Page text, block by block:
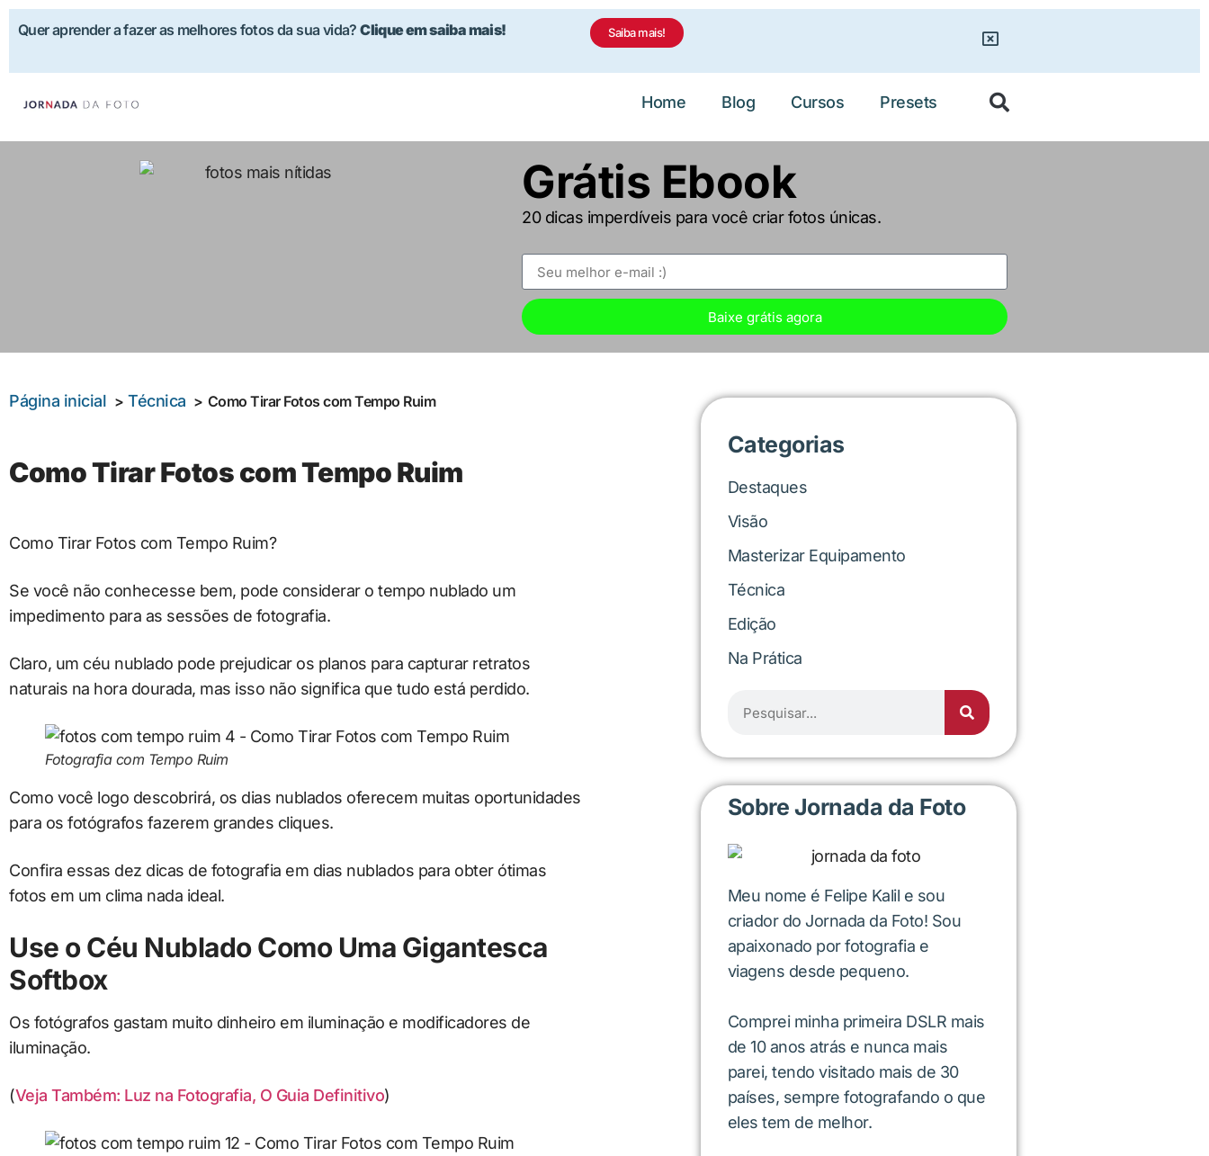
Quer aprender a fazer as melhores fotos da sua vida?Clique em saiba mais! Saiba mais!
Home Blog Cursos Presets
Grátis Ebook
20 dicas imperdíveis para você criar fotos únicas.
Baixe grátis agora
Página inicial Técnica Como Tirar Fotos com Tempo Ruim
Como Tirar Fotos com Tempo Ruim
Como Tirar Fotos com Tempo Ruim?
Se você não conhecesse bem, pode considerar o tempo nublado um
impedimento para as sessões de fotografia.
Claro, um céu nublado pode prejudicar os planos para capturar retratos
naturais na hora dourada, mas isso não significa que tudo está perdido.
Fotografia com Tempo Ruim
Como você logo descobrirá, os dias nublados oferecem muitas oportunidades
para os fotógrafos fazerem grandes cliques.
Confira essas dez dicas de fotografia em dias nublados para obter ótimas
fotos em um clima nada ideal.
Use o Céu Nublado Como Uma Gigantesca
Softbox
Os fotógrafos gastam muito dinheiro em iluminação e modificadores de
iluminação.
(Veja Também: Luz na Fotografia, O Guia Definitivo)
Categorias
Destaques
Visão
Masterizar Equipamento
Técnica
Edição
Na Prática
Sobre Jornada da Foto
Meu nome é Felipe Kalil e sou
criador do Jornada da Foto! Sou
apaixonado por fotografia e
viagens desde pequeno.
Comprei minha primeira DSLR mais
de 10 anos atrás e nunca mais
parei, tendo visitado mais de 30
países, sempre fotografando o que
eles tem de melhor.